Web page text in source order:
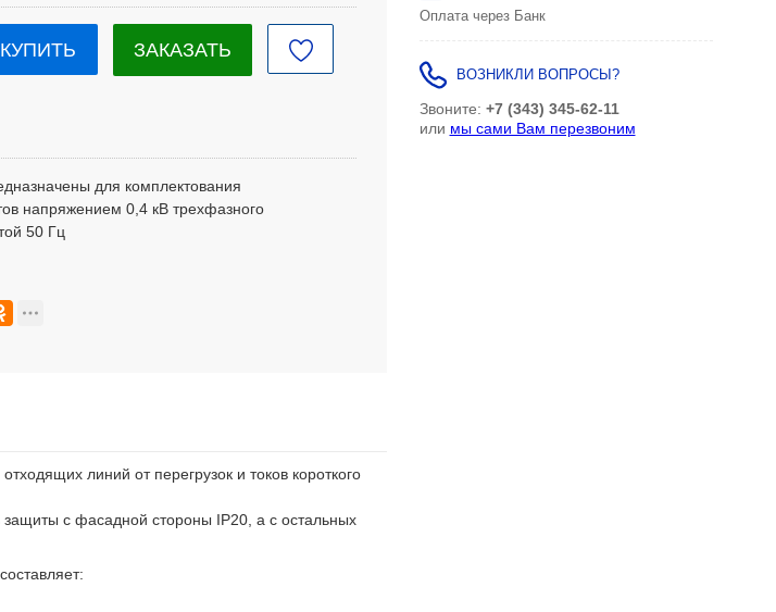
КУПИТЬ ЗАКАЗАТЬ
для комплектования
напряжением 0,4 кВ трехфазного
50 Гц
линий от перегрузок и токов короткого
с фасадной стороны IР20, а с остальных
Оплата через Банк
ВОЗНИКЛИ ВОПРОСЫ?
Звоните: +7 (343) 345-62-11
или мы сами Вам перезвоним